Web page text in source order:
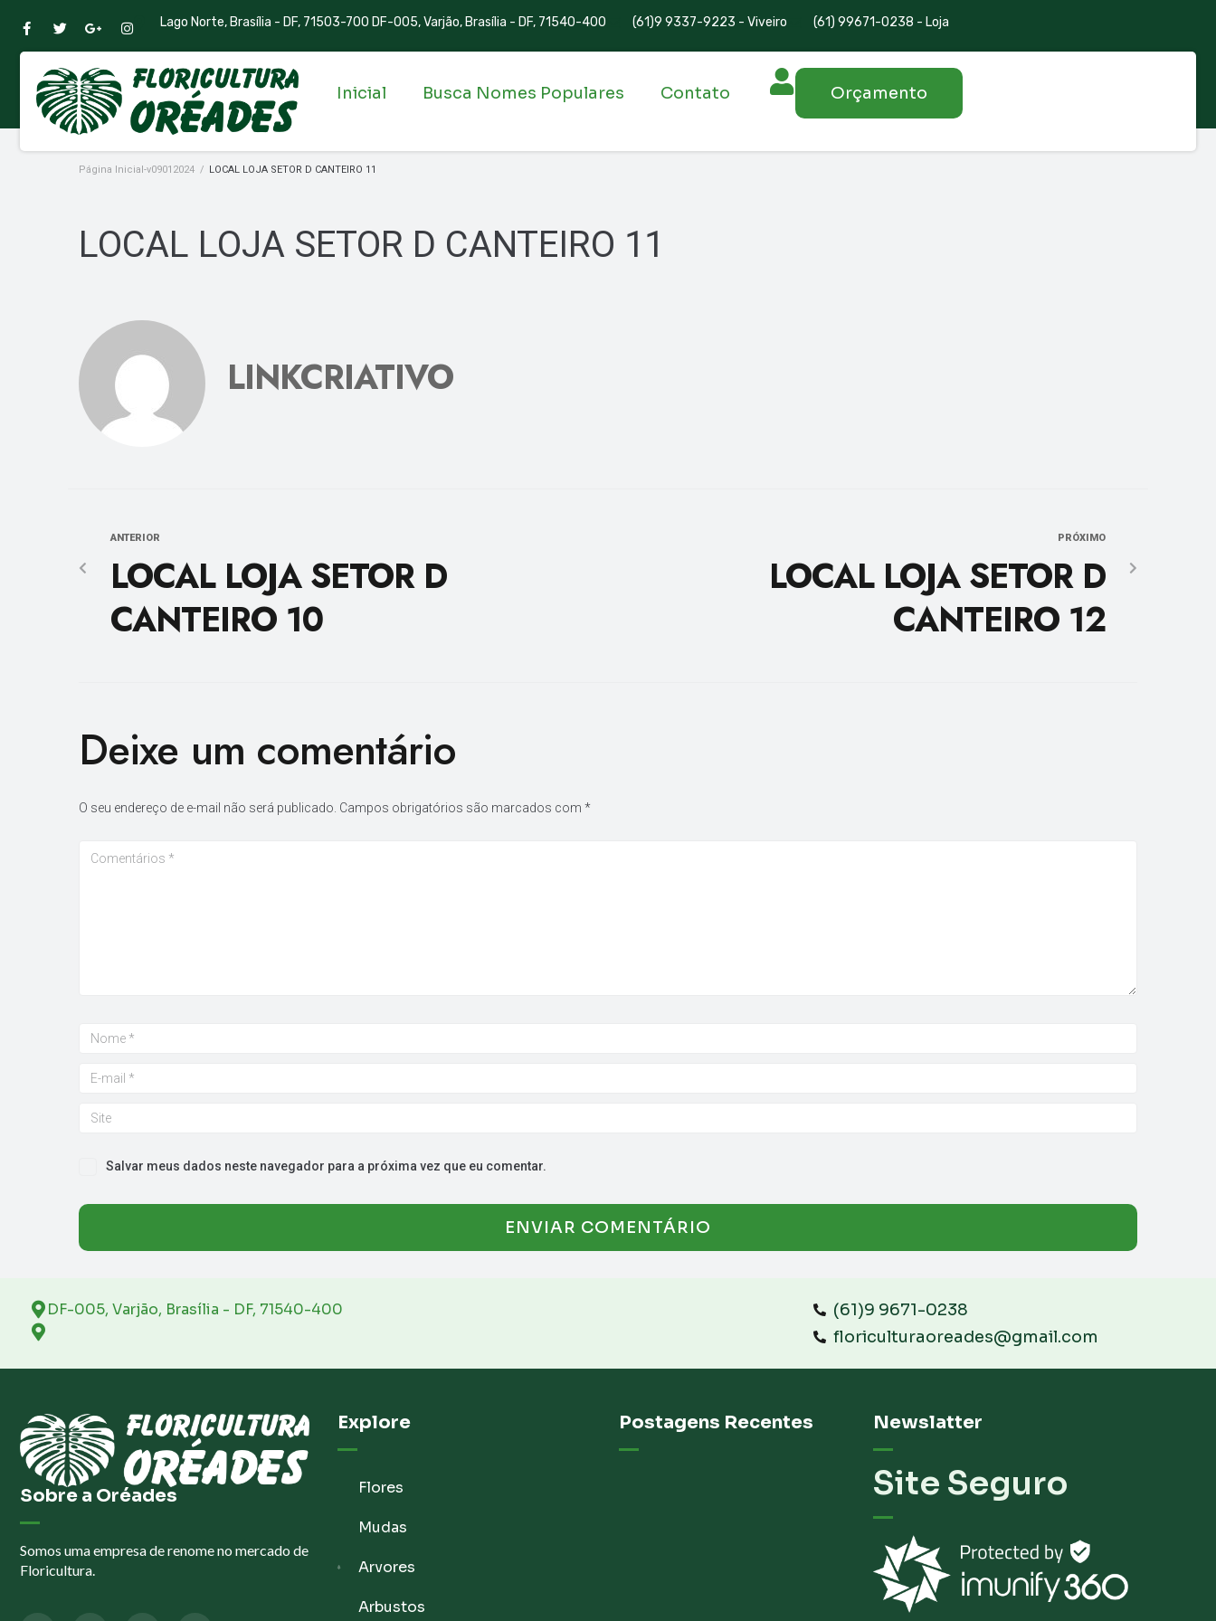
Lago Norte, Brasília - DF, 71503-700 DF-005, Varjão, Brasília - DF, 71540-400 (61)9 9337-9223 - Viveiro (61) 99671-0238 - Loja
Inicial Busca Nomes Populares Contato Orçamento
Página Inicial-v09012024 / LOCAL LOJA SETOR D CANTEIRO 11
LOCAL LOJA SETOR D CANTEIRO 11
LINKCRIATIVO
ANTERIOR
LOCAL LOJA SETOR D
CANTEIRO 10
PRÓXIMO
LOCAL LOJA SETOR D
CANTEIRO 12
Deixe um comentário
O seu endereço de e-mail não será publicado. Campos obrigatórios são marcados com *
Salvar meus dados neste navegador para a próxima vez que eu comentar.
DF-005, Varjão, Brasília - DF, 71540-400
(61)9 9671-0238
floriculturaoreades@gmail.com
Sobre a Oréades
Somos uma empresa de renome no mercado de
Floricultura.
Explore
Flores
Mudas
Arvores
Arbustos
Postagens Recentes Newslatter
Site Seguro